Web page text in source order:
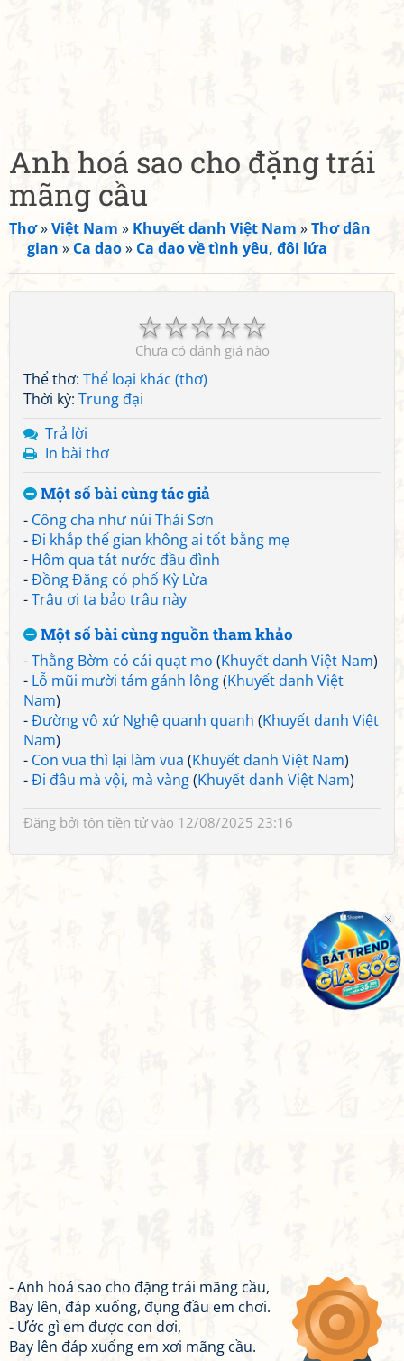
Anh hoá sao cho đặng trái
mãng cầu
Thơ»Việt Nam » Khuyết danh Việt Nam »Thơ dân
gian » Ca dao» Ca dao về tình yêu, đôi lứa
☆
☆
☆
☆
☆
Chưa có đánh giá nào
Thể thơ: Thể loại khác (thơ)
Thời kỳ: Trung đại
Trả lời
In bài thơ
Một số bài cùng tác giả
- Công cha như núi Thái Sơn
-Đi khắp thế gian không ai tốt bằng mẹ
- Hôm qua tát nước đầu đình
-Đồng Đăng có phố Kỳ Lừa
-Trâu ơi ta bảo trâu này
Một số bài cùng nguồn tham khảo
-Thằng Bờm có cái quạt mo (Khuyết danh Việt Nam)
- Lỗ mũi mười tám gánh lông(Khuyết danh Việt
Nam)
-Đường vô xứ Nghệ quanh quanh (Khuyết danh Việt
Nam)
- Con vua thì lại làm vua (Khuyết danh Việt Nam)
-Đi đâu mà vội, mà vàng(Khuyết danh Việt Nam)
Đăng bởi tôn tiền tửvào 12/08/2025 23:16
- Anh hoá sao cho đặng trái mãng cầu,
Bay lên, đáp xuống, đụng đầu em chơi.
- Ước gì em được con dơi,
Bay lên đáp xuống em xơi mãng cầu.